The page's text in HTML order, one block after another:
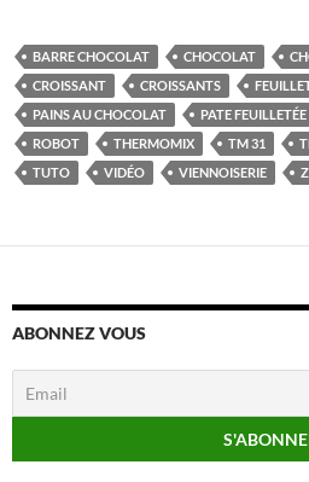
BARRE CHOCOLAT CHOCOLAT
CROISSANT
CROISSANTS
PAINS AU CHOCOLAT
PATE FEUILLETÉE
ROBOT
THERMOMIX TM 31
TUTO
VIDÉO VIENNOISERIE
ABONNEZ VOUS